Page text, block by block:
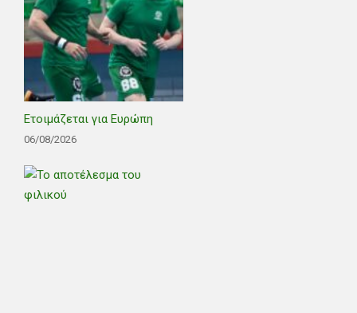
Ετοιμάζεται για Ευρώπη
06/08/2026